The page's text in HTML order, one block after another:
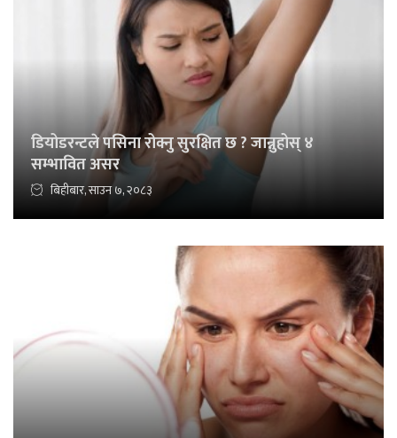
डियोडरन्टले पसिना रोक्नु सुरक्षित छ ? जान्नुहोस् ४
सम्भावित असर
बिहीबार, साउन ७, २०८३